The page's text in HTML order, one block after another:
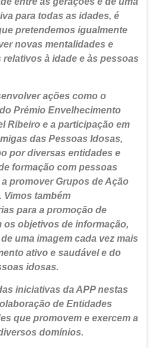
para todas as idades, é
pretendemos igualmente
novas mentalidades e
à idade e às pessoas
ações como o
Prémio Envelhecimento
Ribeiro e a participação em
das Pessoas Idosas,
por diversas entidades e
formação com pessoas
promover Grupos de Ação
Vimos também
para a promoção de
objetivos de informação,
uma imagem cada vez mais
ativo e saudável e do
idosas.
iniciativas da APP nestas
de Entidades
que promovem e exercem a
domínios.